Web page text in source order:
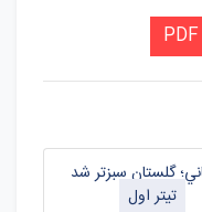
تیتر اول